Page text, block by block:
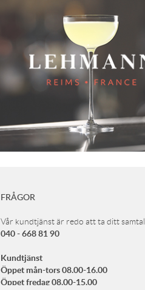
FRÅGOR
Vår kundtjänst är redo att ta ditt samtal
040 - 668 81 90
Kundtjänst
Öppet mån-tors 08.00-16.00
Öppet fredag 08.00-15.00